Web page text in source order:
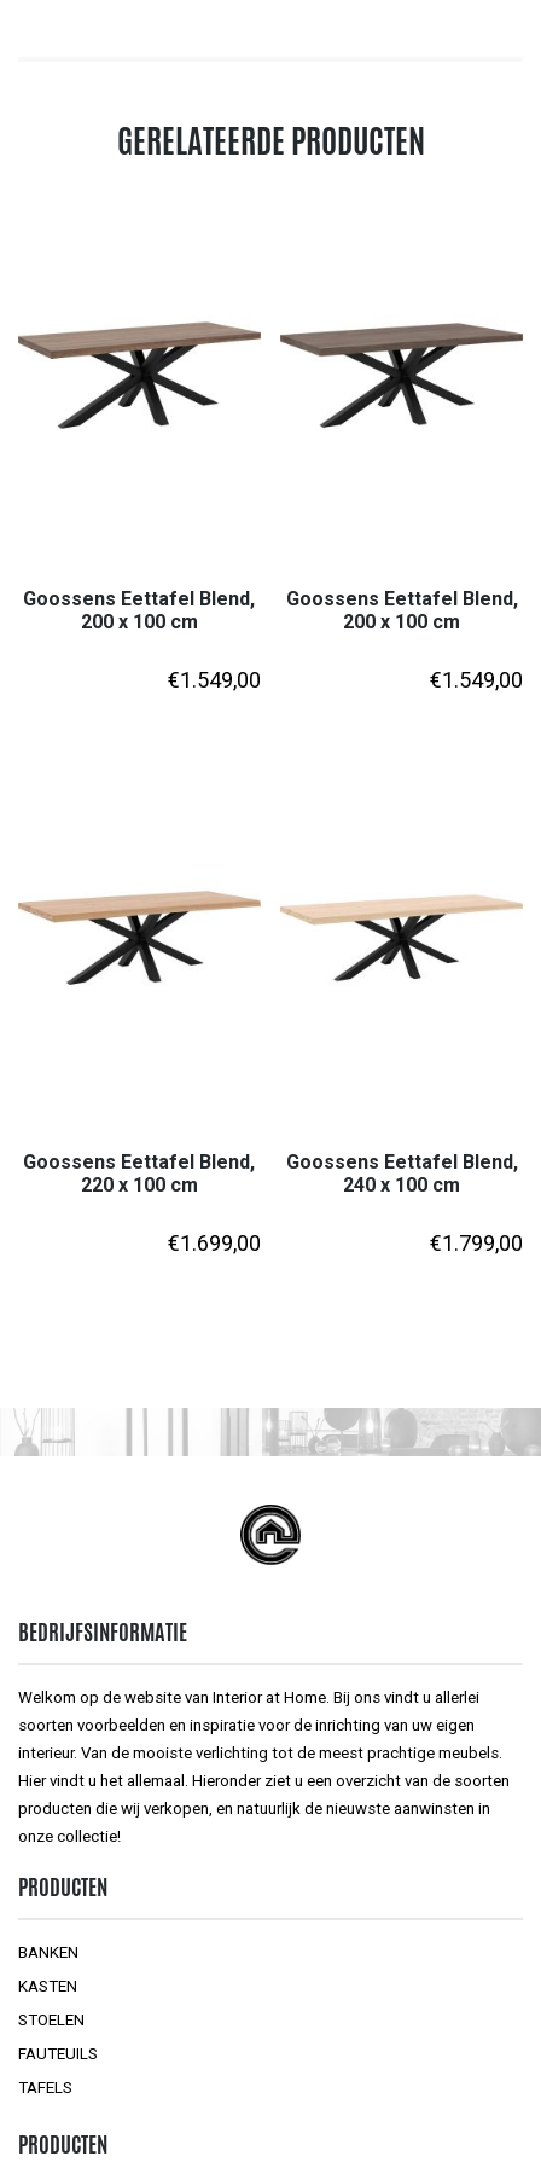
GERELATEERDE PRODUCTEN
Goossens Eettafel Blend,
200 x 100 cm
€1.549,00
Goossens Eettafel Blend,
200 x 100 cm
€1.549,00
Goossens Eettafel Blend,
220 x 100 cm
€1.699,00
Goossens Eettafel Blend,
240 x 100 cm
€1.799,00
BEDRIJFSINFORMATIE
Welkom op de website van Interior at Home. Bij ons vindt u allerlei
soorten voorbeelden en inspiratie voor de inrichting van uw eigen
interieur. Van de mooiste verlichting tot de meest prachtige meubels.
Hier vindt u het allemaal. Hieronder ziet u een overzicht van de soorten
producten die wij verkopen, en natuurlijk de nieuwste aanwinsten in
onze collectie!
PRODUCTEN
BANKEN
KASTEN
STOELEN
FAUTEUILS
TAFELS
PRODUCTEN